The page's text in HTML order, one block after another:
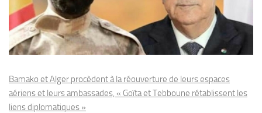
Bamako et Alger procèdent à la réouverture de leurs espaces
aériens et leurs ambassades, « Goïta et Tebboune rétablissent les
liens diplomatiques »